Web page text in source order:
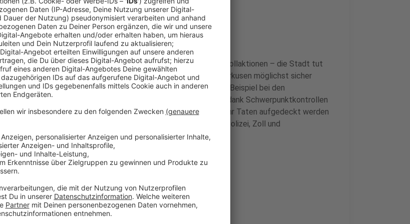
Anzeige
Mehr Personal beim Kommunalen Ordnungsdienst und viele Kontrollaktionen – die Stadt tut
laut Oberbürgermeister Richrath alles dafür, damit wir uns in Leverkusen möglichst sicher
fühlen können. Steigende Zahlen in der Kriminalitätsstatistik zum Beispiel bei den
Rauschgiftdelikten sind demnach nicht nur negativ zu bewerten: dank Schwerpunktkontrollen
konnten hier laut Stadt im vergangenen Jahr über 11 Prozent mehr Taten aufgedeckt werden
als im Vorjahr. Auch in diesem Jahr will die Stadt gemeinsam mit Polizei, Zoll und
Steuerfahndung gezielte Kontrollaktionen durchführen.
Anzeige
Mehr Meldungen aus Leverkusen
Anzeige